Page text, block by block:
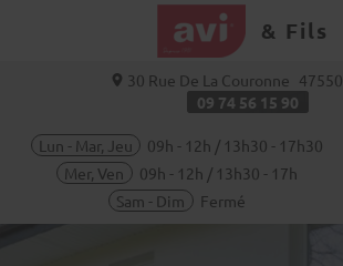
30 Rue De La Couronne 47550
09 74 56 15 90
Lun - Mar, Jeu
09h - 12h / 13h30 - 17h30
Mer, Ven
09h - 12h / 13h30 - 17h
Sam - Dim
Fermé
& Fils